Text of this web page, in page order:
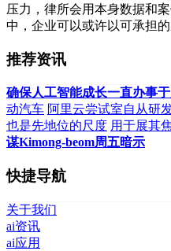
压力，律所会用本身数据和
中，企业可以或许以可承担
推荐资讯
确保人工智能成长一直办事
动汽车 阿里云尝试室自从研
也是先地位的尺度 用于展其
谋Kimong-beom周五暗示
快捷导航
关于我们
ai资讯
ai应用